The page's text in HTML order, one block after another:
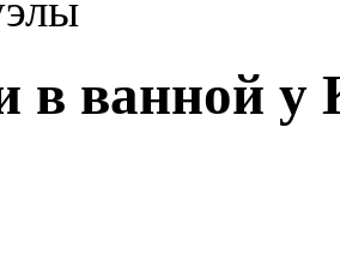
в ванной у